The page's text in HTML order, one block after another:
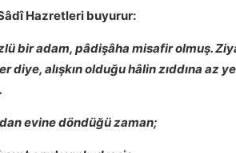
Hazretleri buyurur:
bir adam, pâdişâha misafir olmuş.
diye, alışkın olduğu hâlin zıddına az
evine döndüğü zaman;